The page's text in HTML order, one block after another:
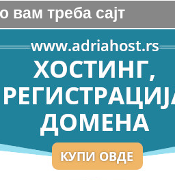
вам треба сајт